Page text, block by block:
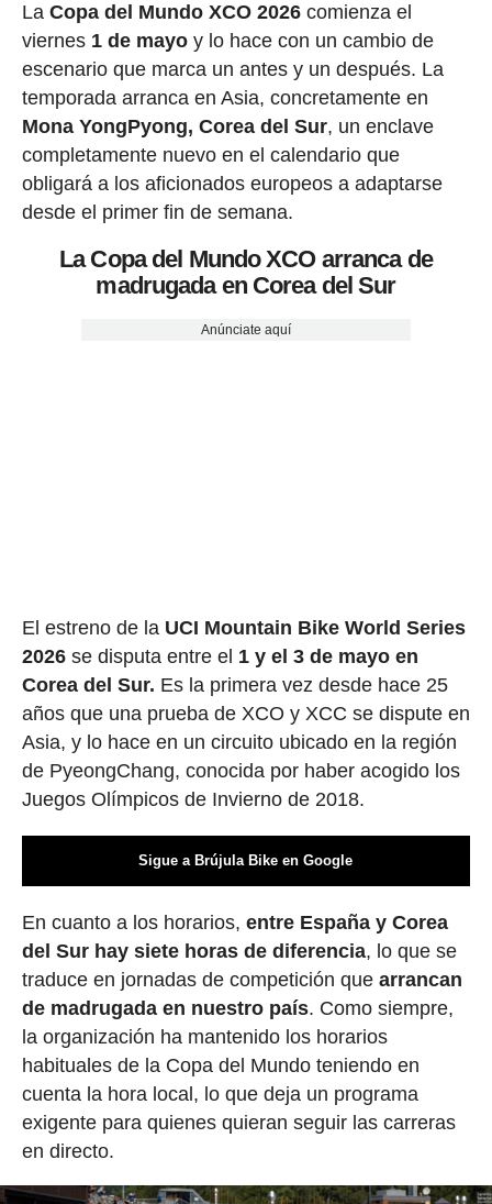
La Copa del Mundo XCO 2026comienza el
viernes 1 de mayoy lo hace con un cambio de
escenario que marca un antes y un después. La
temporada arranca en Asia, concretamente en
Mona YongPyong, Corea del Sur, un enclave
completamente nuevo en el calendario que
obligará a los aficionados europeos a adaptarse
desde el primer fin de semana.
La Copa del Mundo XCO arranca de
madrugada en Corea del Sur
Anúnciate aquí
El estreno de la UCI Mountain Bike World Series
2026se disputa entre el 1 y el 3 de mayo en
Corea del Sur. Es la primera vez desde hace 25
años que una prueba de XCO y XCC se dispute en
Asia, y lo hace en un circuito ubicado en la región
de PyeongChang, conocida por haber acogido los
Juegos Olímpicos de Invierno de 2018.
Sigue a Brújula Bike en Google
En cuanto a los horarios, entre España y Corea
del Sur hay siete horas de diferencia, lo que se
traduce en jornadas de competición que arrancan
de madrugada en nuestro país. Como siempre,
la organización ha mantenido los horarios
habituales de la Copa del Mundo teniendo en
cuenta la hora local, lo que deja un programa
exigente para quienes quieran seguir las carreras
en directo.